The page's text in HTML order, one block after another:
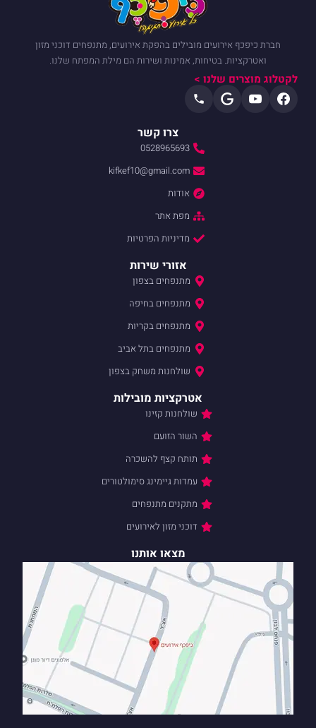
חברת כיפכף אירועים מובילים בהפקת אירועים, מתנפחים דוכני מזון
ואטרקציות. בטיחות, אמינות ושירות הם מילת המפתח שלנו.
לקטלוג מוצרים שלנו >
צרו קשר
0528965693
kifkef10@gmail.com
אודות
מפת אתר
מדיניות הפרטיות
אזורי שירות
מתנפחים בצפון
מתנפחים בחיפה
מתנפחים בקריות
מתנפחים בתל אביב
שולחנות משחק בצפון
אטרקציות מובילות
שולחנות קזינו
השור הזועם
תותח קצף להשכרה
עמדות גיימינג סימולטורים
מתקנים מתנפחים
דוכני מזון לאירועים
מצאו אותנו